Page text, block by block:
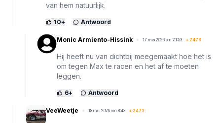
van hem natuurlijk.
10+ Antwoord
Monic Armiento-Hissink 17 mei 2026 om 21:53 + 7478
Hij heeft nu van dichtbij meegemaakt hoe het is
om tegen Max te racen en het af te moeten
leggen.
6+ Antwoord
VeeWeetje 18 mei 2026 om 8:43 + 2473